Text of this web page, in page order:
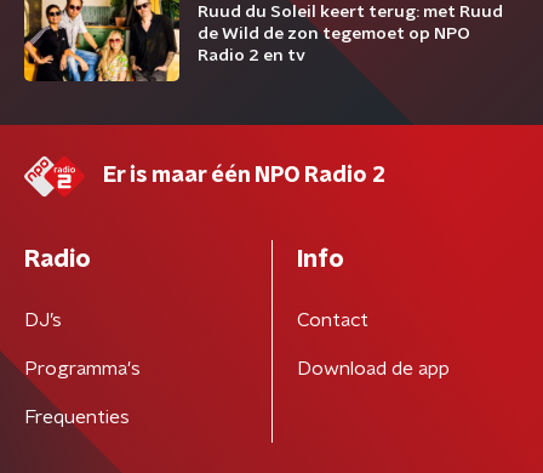
Ruud du Soleil keert terug: met Ruud
de Wild de zon tegemoet op NPO
Radio 2 en tv
Er is maar één NPO Radio 2
Radio
DJ’s
Programma's
Frequenties
Info
Contact
Download de app